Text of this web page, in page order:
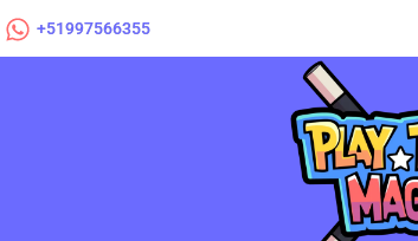
+51997566355